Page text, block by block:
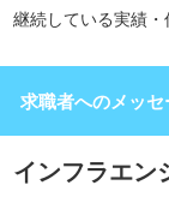
継続している実績・
求職者へのメッセ
インフラエ